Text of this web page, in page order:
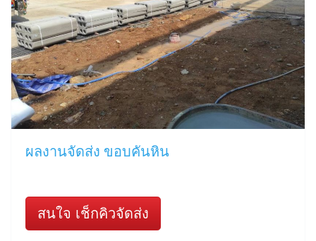
ผลงานจัดส่ง ขอบคันหิน
สนใจ เช็กคิวจัดส่ง